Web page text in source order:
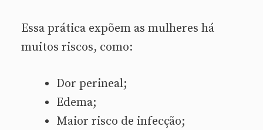
Essa prática expõem as mulheres há
muitos riscos, como:
Dor perineal;
Edema;
Maior risco de infecção;